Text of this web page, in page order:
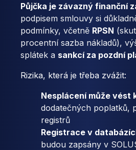
Půjčka je závazný finanční
podpisem smlouvy si
podmínky, včetně RPSN
procentní sazba nákladů),
splátek a sankcí za pozdní
Rizika, která je třeba zvážit:
Nesplácení může vést
dodatečných poplatků,
registrů
Registrace v
budou zapsány v